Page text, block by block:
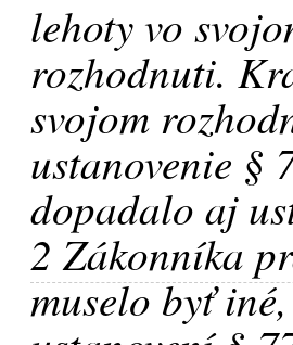
lehoty vo
rozhodnuti.
svojom
ustanovenie §
dopadalo aj
2 Zákonníka
muselo byť